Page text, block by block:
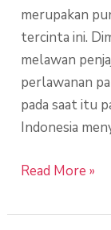
merupakan
tercinta ini.
melawan
perlawanan
pada saat itu
Indonesia
Read More »